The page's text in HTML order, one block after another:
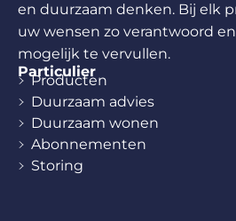
en duurzaam denken. Bij elk
uw wensen zo verantwoord
mogelijk te vervullen.
Particulier
Producten
Duurzaam advies
Duurzaam wonen
Abonnementen
Storing